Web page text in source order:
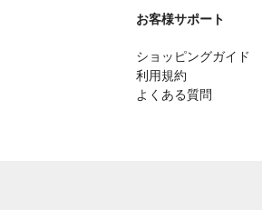
お客様サポート
ショッピングガイド
利用規約
よくある質問